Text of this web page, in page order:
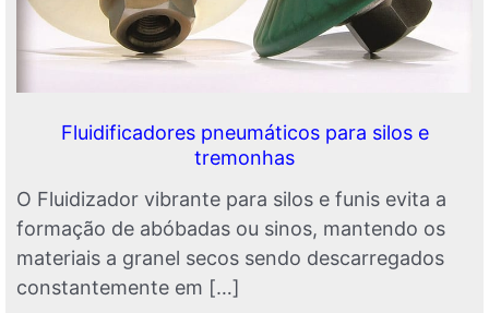
Fluidificadores pneumáticos para silos e
tremonhas
O Fluidizador vibrante para silos e funis evita a
formação de abóbadas ou sinos, mantendo os
materiais a granel secos sendo descarregados
constantemente em […]